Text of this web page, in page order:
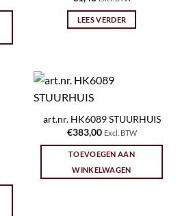
LEES VERDER
art.nr. HK6089 STUURHUIS
€383,00 Excl. BTW
TOEVOEGEN AAN
WINKELWAGEN